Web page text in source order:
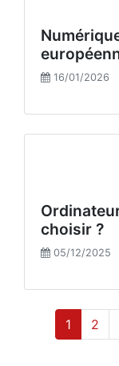
16/01/2026
choisir ?
05/12/2025
1 2